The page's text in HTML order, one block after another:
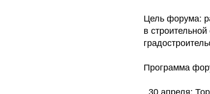
Цель форума:
в
Программа
30 апреля: